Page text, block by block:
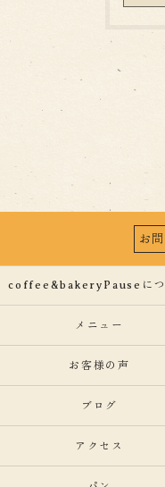
お
coffee&bakeryPauseにつ
メニュー
お客様の声
ブログ
アクセス